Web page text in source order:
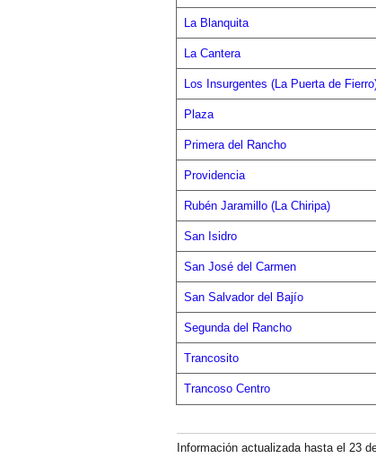
La Blanquita
La Cantera
Los Insurgentes (La Puerta de
Plaza
Primera del Rancho
Providencia
Rubén Jaramillo (La Chiripa)
San Isidro
San José del Carmen
San Salvador del Bajío
Segunda del Rancho
Trancosito
Trancoso Centro
Información actualizada hasta el 23